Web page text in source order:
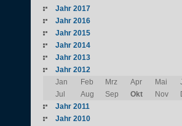
Jahr 2017
Jahr 2016
Jahr 2015
Jahr 2014
Jahr 2013
Jahr 2012
Jan
Feb Mrz Apr Mai
Jul
Aug Sep Okt Nov
Jahr 2011
Jahr 2010